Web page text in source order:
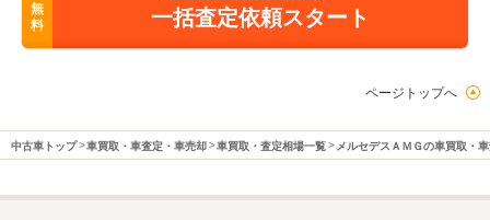
無
料
一括査定依頼スタート
ページトップへ
中古車トップ 車買取・車査定・車売却 車買取・査定相場一覧 メルセデスＡＭＧの車買取・